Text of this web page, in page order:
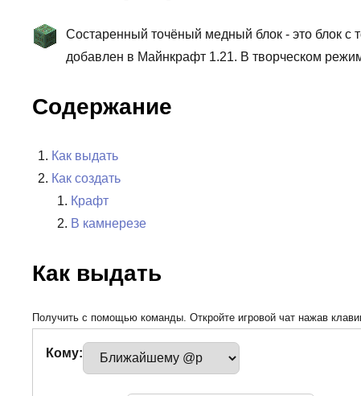
Состаренный точёный медный блок - это блок
добавлен в Майнкрафт 1.21. В творческом
Содержание
Как выдать
Как создать
Крафт
В камнерезе
Как выдать
Получить с помощью команды. Откройте игровой чат нажав
Кому: